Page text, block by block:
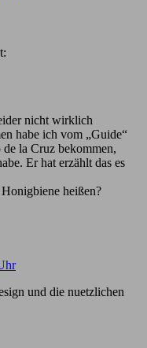
nicht wirklich
habe ich vom „Guide“
la Cruz bekommen,
Er hat erzählt das es
heißen?
und die nuetzlichen